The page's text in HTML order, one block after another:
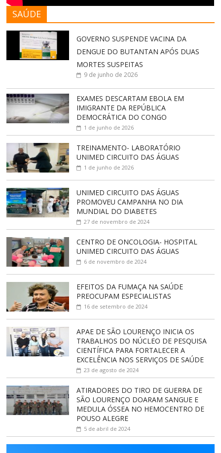
SAÚDE
GOVERNO SUSPENDE VACINA DA
DENGUE DO BUTANTAN APÓS DUAS
MORTES SUSPEITAS
9 de junho de 2026
EXAMES DESCARTAM EBOLA EM
IMIGRANTE DA REPÚBLICA
DEMOCRÁTICA DO CONGO
1 de junho de 2026
TREINAMENTO- LABORATÓRIO
UNIMED CIRCUITO DAS ÁGUAS
1 de junho de 2026
UNIMED CIRCUITO DAS ÁGUAS
PROMOVEU CAMPANHA NO DIA
MUNDIAL DO DIABETES
27 de novembro de 2024
CENTRO DE ONCOLOGIA- HOSPITAL
UNIMED CIRCUITO DAS ÁGUAS
6 de novembro de 2024
EFEITOS DA FUMAÇA NA SAÚDE
PREOCUPAM ESPECIALISTAS
16 de setembro de 2024
APAE DE SÃO LOURENÇO INICIA OS
TRABALHOS DO NÚCLEO DE PESQUISA
CIENTÍFICA PARA FORTALECER A
EXCELÊNCIA NOS SERVIÇOS DE SAÚDE
23 de agosto de 2024
ATIRADORES DO TIRO DE GUERRA DE
SÃO LOURENÇO DOARAM SANGUE E
MEDULA ÓSSEA NO HEMOCENTRO DE
POUSO ALEGRE
5 de abril de 2024